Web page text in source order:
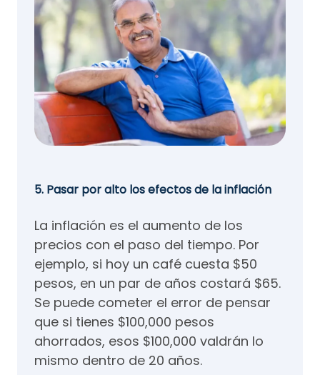
5. Pasar por alto los efectos de la inflación
La inflación es el aumento de los
precios con el paso del tiempo. Por
ejemplo, si hoy un café cuesta $50
pesos, en un par de años costará $65.
Se puede cometer el error de pensar
que si tienes $100,000 pesos
ahorrados, esos $100,000 valdrán lo
mismo dentro de 20 años.